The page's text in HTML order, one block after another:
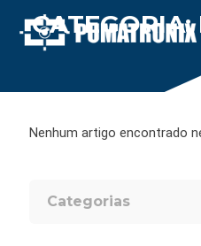
Nenhum artigo encontrado
Categorias